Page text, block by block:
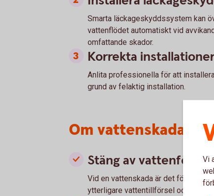
Smarta läckageskyddssystem kan
vattenflödet automatiskt vid
omfattande skador.
Korrekta
Anlita professionella för att
grund av felaktig installation.
Om vattenskadan
Stäng av
Vid en vattenskada är det första
ytterligare vattentillförsel och
Vi